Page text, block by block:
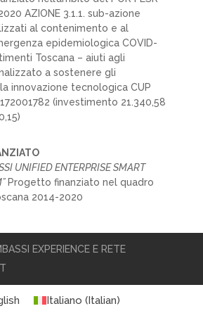
AZIONE 3.1.1. sub-azione
al contenimento e al
epidemiologica COVID-
Toscana – aiuti agli
a sostenere gli
innovazione tecnologica CUP
(investimento 21.340,58
UNIFIED ENTERPRISE SMART
Progetto finanziato nel quadro
2014-2020
EXPERIENCE E RETE
Italiano (Italian)